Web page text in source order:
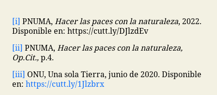
[i] PNUMA, Hacer las paces con la naturaleza, 2022.
Disponible en: https://cutt.ly/DJlzdEv
[ii] PNUMA, Hacer las paces con la naturaleza,
Op.Cit.,p.4.
[iii] ONU, Una sola Tierra, junio de 2020. Disponible
en: https://cutt.ly/1Jlzbrx